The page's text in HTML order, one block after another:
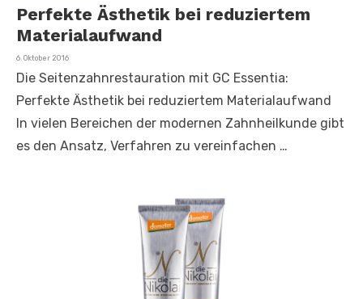
Perfekte Ästhetik bei reduziertem
Materialaufwand
Veröffentlicht
6. Oktober 2016
Die Seitenzahnrestauration mit GC Essentia:
Perfekte Ästhetik bei reduziertem Materialaufwand
In vielen Bereichen der modernen Zahnheilkunde gibt
es den Ansatz, Verfahren zu vereinfachen …